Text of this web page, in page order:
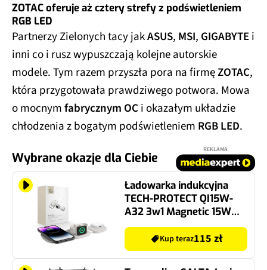
ZOTAC oferuje aż cztery strefy z podświetleniem
RGB LED
Partnerzy Zielonych tacy jakASUS, MSI, GIGABYTEi
inni co i rusz wypuszczają kolejne autorskie
modele. Tym razem przyszła pora na firmęZOTAC,
która przygotowała prawdziwego potwora. Mowa
o mocnymfabrycznym OCi okazałym układzie
chłodzenia z bogatym podświetleniem RGB LED.
Wybrane okazje dla Ciebie
REKLAMA
Ładowarka indukcyjna
TECH-PROTECT QI15W-
A32 3w1 Magnetic 15W
Biało-szary Qi MagSafe
Kup teraz115 zł